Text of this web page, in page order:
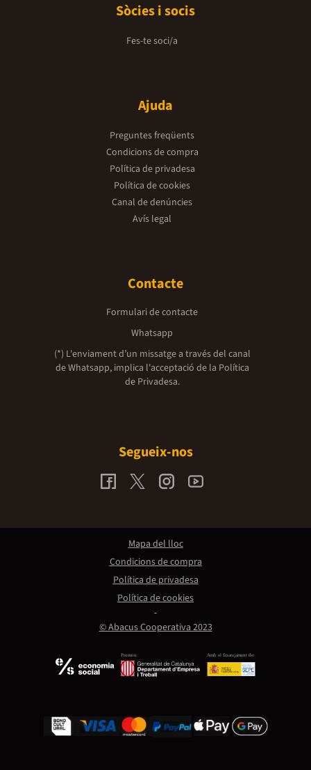
Sòcies i socis
Fes-te soci/a
Ajuda
Preguntes freqüents
Condicions de compra
Política de privadesa
Política de cookies
Canal de denúncies
Avís legal
Contacte
Formulari de contacte
Whatsapp
(*) L'enviament d’un missatge a través del canal
de Whatsapp, implica l'acceptació de la Política
de Privadesa.
Segueix-nos
Promou: Amb el finançament de:
© Abacus Cooperativa 2023
Mapa del lloc
Condicions de compra
Política de privadesa
Política de cookies